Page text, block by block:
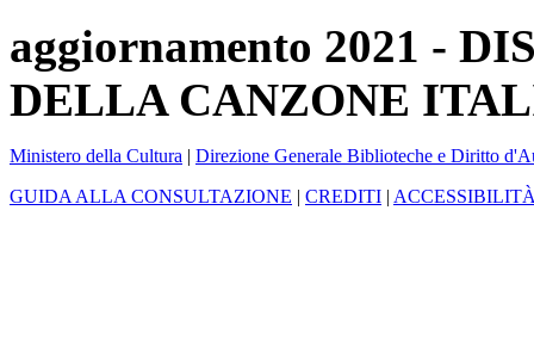
aggiornamento 2021 -
DELLA CANZONE
Ministero della Cultura | Direzione Generale Biblioteche e Diritto
GUIDA ALLA CONSULTAZIONE | CREDITI |